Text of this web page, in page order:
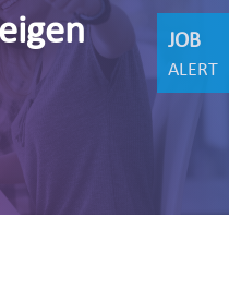
JOB
ALERT